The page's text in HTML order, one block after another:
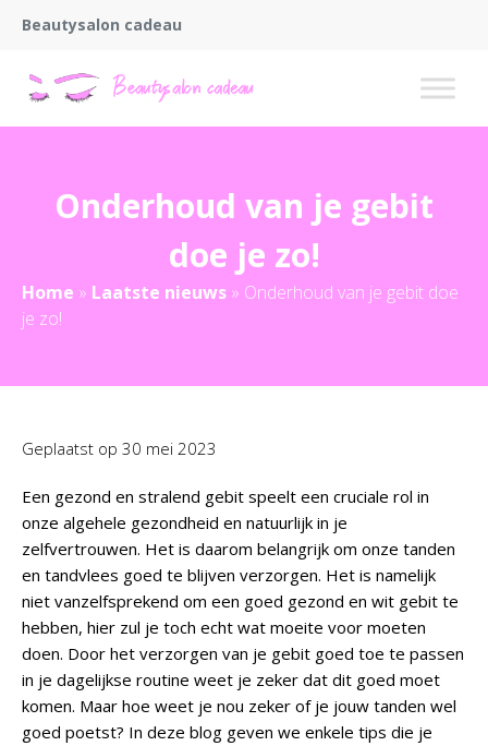
Beautysalon cadeau
Onderhoud van je gebit
doe je zo!
Home » Laatste nieuws » Onderhoud van je gebit doe
je zo!
Geplaatst op 30 mei 2023
Een gezond en stralend gebit speelt een cruciale rol in
onze algehele gezondheid en natuurlijk in je
zelfvertrouwen. Het is daarom belangrijk om onze tanden
en tandvlees goed te blijven verzorgen. Het is namelijk
niet vanzelfsprekend om een goed gezond en wit gebit te
hebben, hier zul je toch echt wat moeite voor moeten
doen. Door het verzorgen van je gebit goed toe te passen
in je dagelijkse routine weet je zeker dat dit goed moet
komen. Maar hoe weet je nou zeker of je jouw tanden wel
goed poetst? In deze blog geven we enkele tips die je